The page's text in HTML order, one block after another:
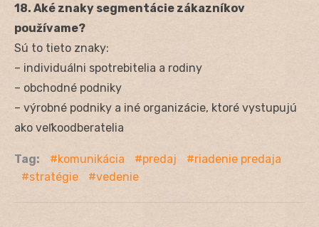
18. Aké znaky segmentácie zákazníkov
používame?
Sú to tieto znaky:
– individuálni spotrebitelia a rodiny
– obchodné podniky
– výrobné podniky a iné organizácie, ktoré vystupujú
ako veľkoodberatelia
Tag: komunikácia predaj
riadenie predaja
stratégie
vedenie